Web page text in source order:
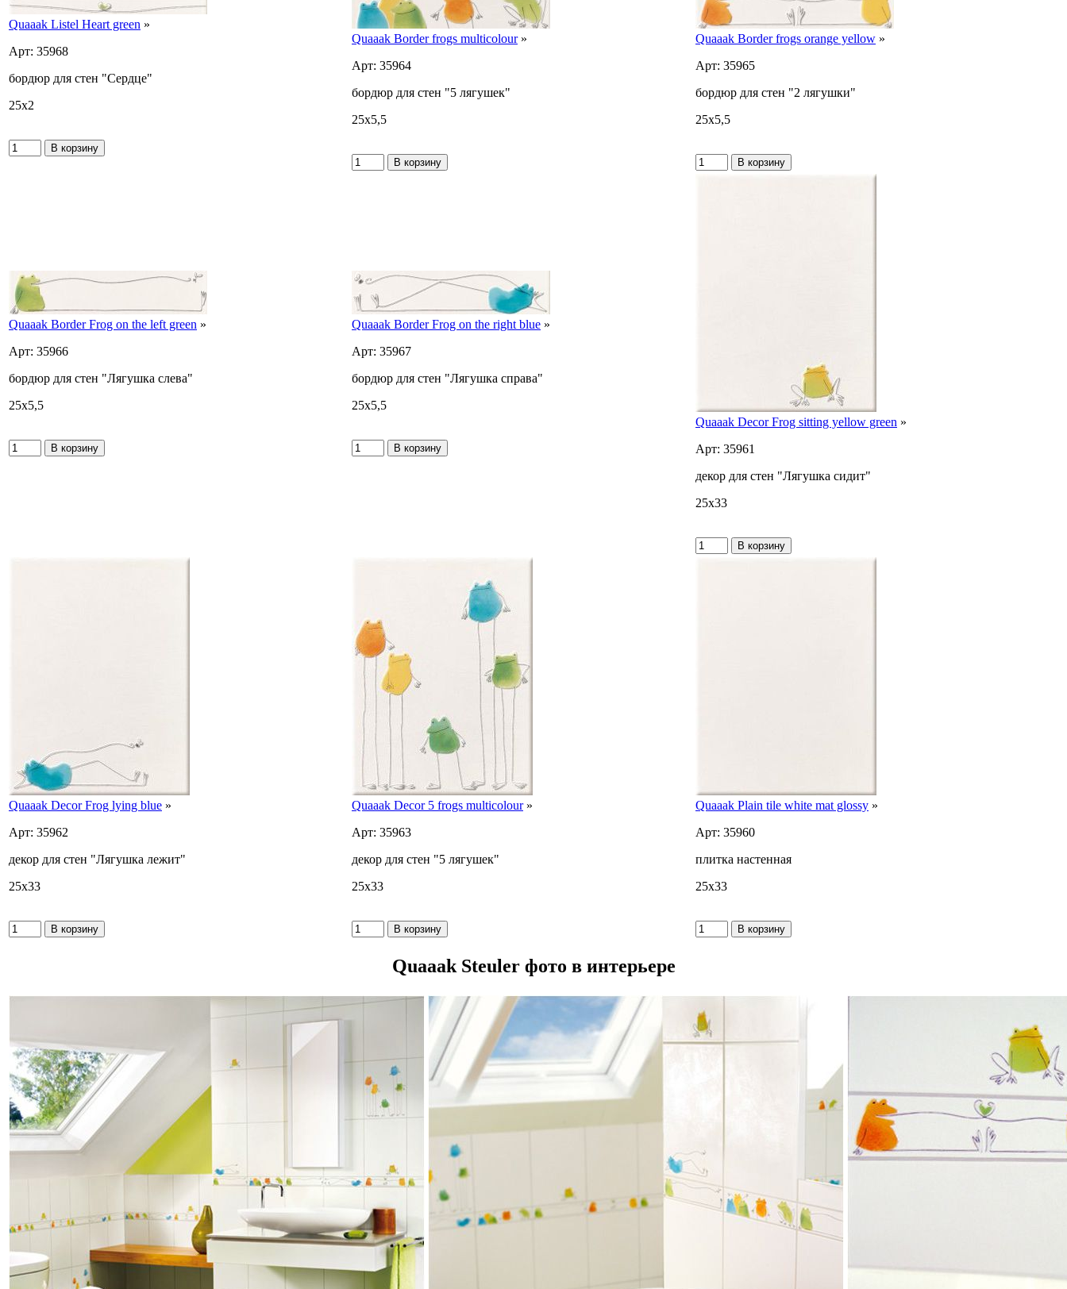
Quaaak Listel Heart green »
Арт: 35968
бордюр для стен "Сердце"
25x2
Quaaak Border frogs multicolour»
Арт: 35964
бордюр для стен "5 лягушек"
25x5,5
Quaaak Border frogs orange yellow »
Арт: 35965
бордюр для стен "2 лягушки"
25x5,5
Quaaak Border Frog on the left green »
Арт: 35966
бордюр для стен "Лягушка слева"
25x5,5
Quaaak Border Frog on the right blue »
Арт: 35967
бордюр для стен "Лягушка справа"
25x5,5
Quaaak Decor Frog sitting yellow green »
Арт: 35961
декор для стен "Лягушка сидит"
25x33
Quaaak Decor Frog lying blue »
Арт: 35962
декор для стен "Лягушка лежит"
25x33
Quaaak Decor 5 frogs multicolour»
Арт: 35963
декор для стен "5 лягушек"
25x33
Quaaak Plain tile white mat glossy »
Арт: 35960
плитка настенная
25x33
Quaaak Steuler фото в интерьере